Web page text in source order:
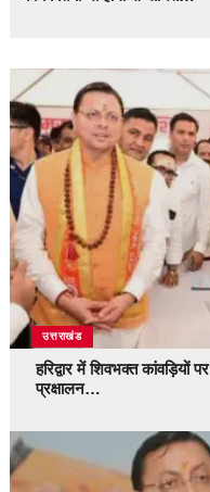
उत्तराखंड
हरिद्वार में शिवभक्त कांवड़ियों
प्रक्षालन…